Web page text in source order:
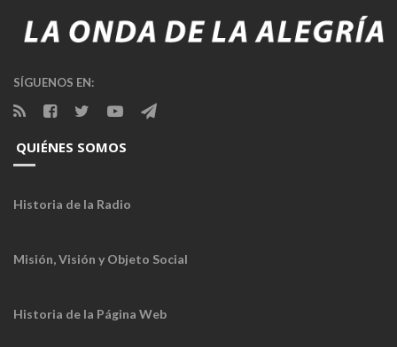
SÍGUENOS EN:
QUIÉNES SOMOS
Historia de la Radio
Misión, Visión y Objeto Social
Historia de la Página Web